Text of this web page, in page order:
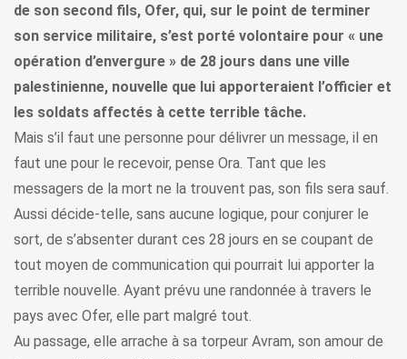
de son second fils, Ofer, qui, sur le point de terminer
son service militaire, s’est porté volontaire pour « une
opération d’envergure » de 28 jours dans une ville
palestinienne, nouvelle que lui apporteraient l’officier et
les soldats affectés à cette terrible tâche.
Mais s’il faut une personne pour délivrer un message, il en
faut une pour le recevoir, pense Ora. Tant que les
messagers de la mort ne la trouvent pas, son fils sera sauf.
Aussi décide-telle, sans aucune logique, pour conjurer le
sort, de s’absenter durant ces 28 jours en se coupant de
tout moyen de communication qui pourrait lui apporter la
terrible nouvelle. Ayant prévu une randonnée à travers le
pays avec Ofer, elle part malgré tout.
Au passage, elle arrache à sa torpeur Avram, son amour de